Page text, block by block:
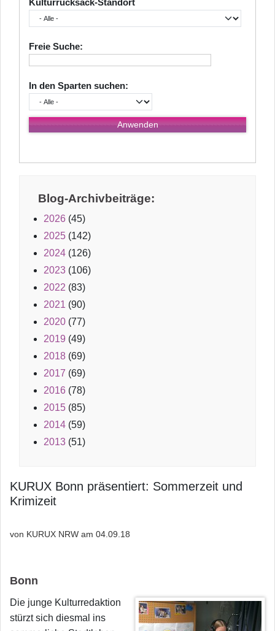
Kulturrucksack-Standort
Freie Suche:
In den Sparten suchen:
Blog-Archivbeiträge:
2026 (45)
2025 (142)
2024 (126)
2023 (106)
2022 (83)
2021 (90)
2020 (77)
2019 (49)
2018 (69)
2017 (69)
2016 (78)
2015 (85)
2014 (59)
2013 (51)
KURUX Bonn präsentiert: Sommerzeit und
Krimizeit
von KURUX NRW am 04.09.18
Bonn
Die junge Kulturredaktion
stürzt sich diesmal ins